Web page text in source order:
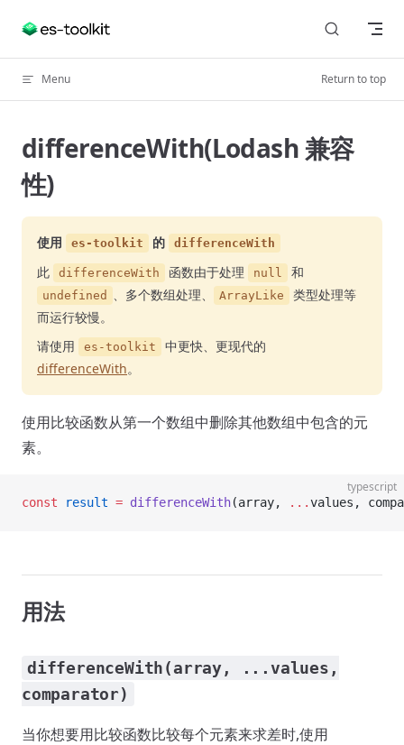
Skip to content
Menu Return to top
differenceWith(Lodash 兼容
性)
使用 es-toolkit 的 differenceWith
此 differenceWith 函数由于处理 null 和
undefined 、多个数组处理、 ArrayLike
类型处理等
而运行较慢。
请使用
es-toolkit
中更快、更现代的
differenceWith。
使用比较函数从第一个数组中删除其他数组中包含的元
素。
typescript
const result = differenceWith(array, ...values,
用法
differenceWith(array, ...values,
comparator)
当你想要用比较函数比较每个元素来求差时,使用